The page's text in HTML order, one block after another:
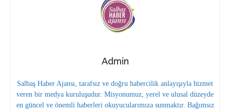
Admin
Salbaş Haber Ajansı, tarafsız ve doğru habercilik anlayışıyla hizmet
veren bir medya kuruluşudur. Misyonumuz, yerel ve ulusal düzeyde
en güncel ve önemli haberleri okuyucularımıza sunmaktır. Bağımsız